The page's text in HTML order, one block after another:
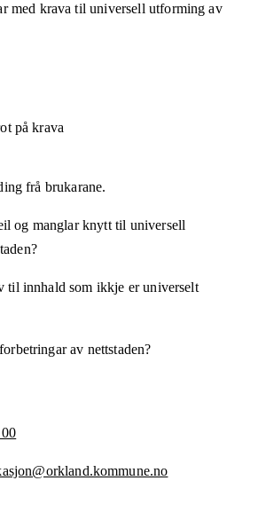
med krava til universell utforming av
på krava
frå brukarane.
og manglar knytt til universell
til innhald som ikkje er universelt
av nettstaden?